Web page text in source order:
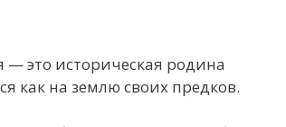
— это историческая родина
как на землю своих предков.